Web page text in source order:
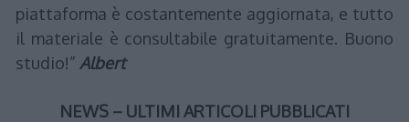
piattaforma è costantemente aggiornata, e tutto
il materiale è consultabile gratuitamente. Buono
studio!” Albert
NEWS – ULTIMI ARTICOLI PUBBLICATI